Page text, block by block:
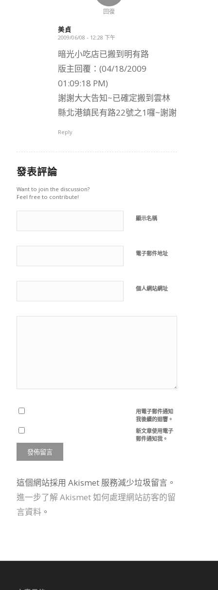
回復
美貞
says:
2009/06/08 - 12:28 下午
暗光小吃店已搬到明有路
版主回覆：(04/18/2009
01:09:18 PM)
謝謝大大告知~已確定搬到雲林
縣北港鎮民有路22號之1囉~謝謝
Reply
發表評論
Want to join the discussion?
Feel free to contribute!
顯示名稱
電子郵件地址
個人網站網址
用電子郵件通知
我後續的迴響。
新文章使用電子
郵件通知我。
這個網站採用 Akismet 服務減少垃圾留言。
進一步了解 Akismet 如何處理網站訪客的留
言資料。